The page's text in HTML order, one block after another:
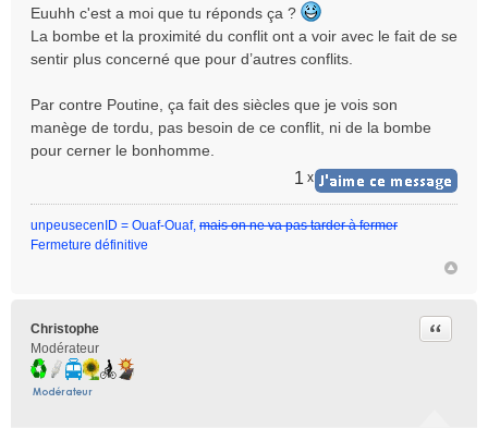
Euuhh c'est a moi que tu réponds ça ?
La bombe et la proximité du conflit ont a voir avec le fait de se
sentir plus concerné que pour d’autres conflits.
Par contre Poutine, ça fait des siècles que je vois son
manège de tordu, pas besoin de ce conflit, ni de la bombe
pour cerner le bonhomme.
1 x
unpeusecenID = Ouaf-Ouaf, mais on ne va pas tarder à fermer
Fermeture définitive
Christophe
Modérateur
Citer